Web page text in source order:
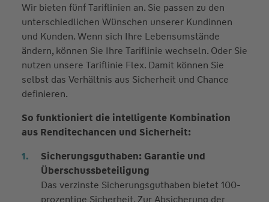
Wir bieten fünf Tariflinien an. Sie passen zu den
unterschiedlichen Wünschen unserer Kundinnen
und Kunden. Wenn sich Ihre Lebensumstände
ändern, können Sie Ihre Tariflinie wechseln. Oder Sie
nutzen unsere Tariflinie Flex. Damit können Sie
selbst das Verhältnis aus Sicherheit und Chance
definieren.
So funktioniert die intelligente Kombination
aus Renditechancen und Sicherheit:
Sicherungsguthaben: Garantie und
Überschussbeteiligung
Das verzinste Sicherungsguthaben bietet 100-
prozentige Sicherheit. Zur Absicherung der